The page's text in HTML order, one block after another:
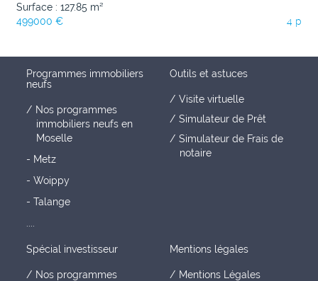
Surface : 127.85 m²
499000 €
4 p
Programmes immobiliers
neufs
Nos programmes
immobiliers neufs en
Moselle
- Metz
- Woippy
- Talange
Outils et astuces
Visite virtuelle
Simulateur de Prêt
Simulateur de Frais de
notaire
Spécial investisseur
Nos programmes
Mentions légales
Mentions Légales